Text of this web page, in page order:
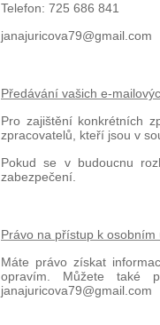
Telefon: 725 686 841
janajuricova79@gmail.com
Předávání vašich e-
Pro zajištění konkrétních
zpracovatelů, kteří jsou v
Pokud se v budoucnu
zabezpečení.
Právo na přístup k osobním
Máte právo získat
opravím. Můžete také
janajuricova79@gmail.com